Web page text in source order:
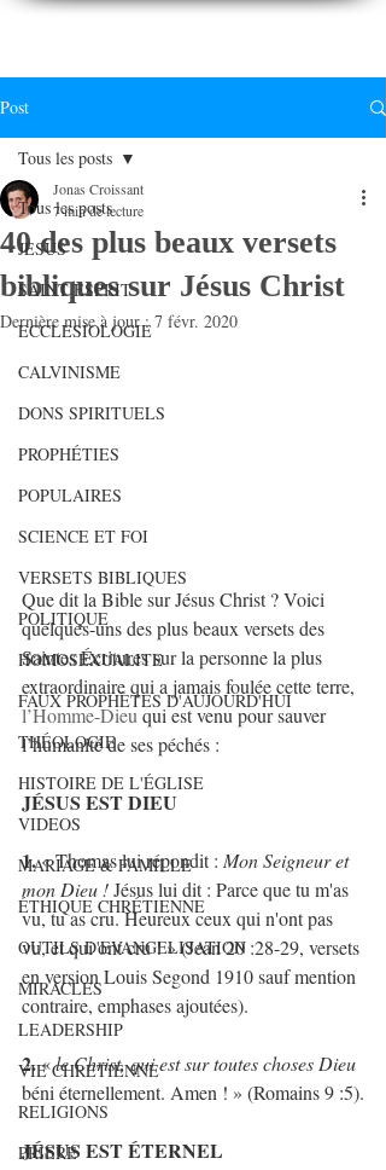
Post
Tous les posts
JESUS
SAINT ESPRIT
ECCLESIOLOGIE
CALVINISME
DONS SPIRITUELS
PROPHÉTIES
POPULAIRES
SCIENCE ET FOI
VERSETS BIBLIQUES
POLITIQUE
HOMOSEXUALITE
FAUX PROPHÈTES D'AUJOURD'HUI
THÉOLOGIE
HISTOIRE DE L'ÉGLISE
VIDEOS
MARIAGE & FAMILLE
ÉTHIQUE CHRÉTIENNE
OUTILS D'EVANGELISATION
MIRACLES
LEADERSHIP
VIE CHRETIENNE
RELIGIONS
PRIERE
Tous les posts
40 des plus beaux versets
bibliques sur Jésus Christ
Jonas Croissant
7 min de lecture
Dernière mise à jour :7 févr. 2020
Que dit la Bible sur Jésus Christ ? Voici
quelques-uns des plus beaux versets des
Saintes Écritures sur la personne la plus
extraordinaire qui a jamais foulée cette terre,
l’Homme-Dieu qui est venu pour sauver
l’humanité de ses péchés :
JÉSUS EST DIEU
1. « Thomas lui répondit : Mon Seigneur et
mon Dieu ! Jésus lui dit : Parce que tu m'as
vu, tu as cru. Heureux ceux qui n'ont pas
vu, et qui ont cru ! » (Jean 20 :28-29, versets
en version Louis Segond 1910 sauf mention
contraire, emphases ajoutées).
2. « le Christ, qui est sur toutes choses Dieu
béni éternellement. Amen ! » (Romains 9 :5).
JÉSUS EST ÉTERNEL